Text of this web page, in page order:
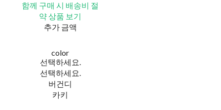
함께 구매 시 배송비 절
약 상품 보기
추가 금액
color
선택하세요.
선택하세요.
버건디
카키